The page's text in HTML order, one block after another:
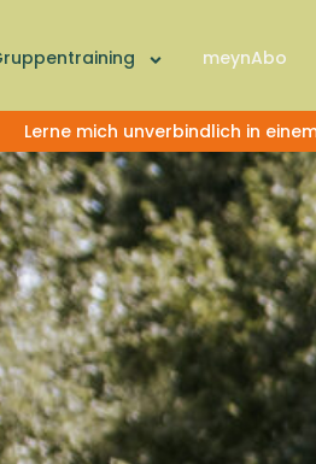
meynAbo
Lerne mich unverbindlich in